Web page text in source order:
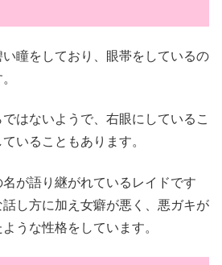
瞳をしており、眼帯をしているの
はないようで、右眼にしているこ
いることもあります。
が語り継がれているレイドです
し方に加え女癖が悪く、悪ガキが
うな性格をしています。